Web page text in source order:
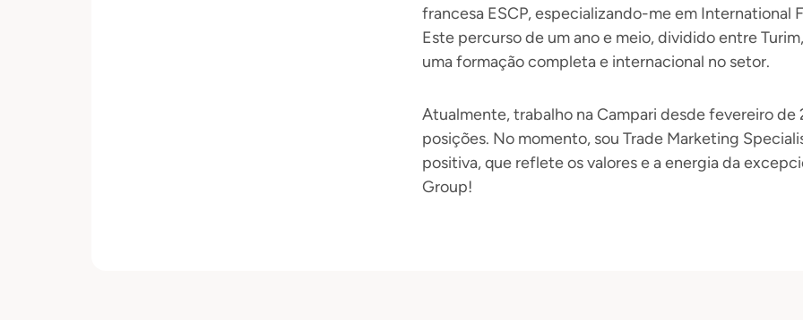
francesa ESCP, especializando-me em International
Este percurso de um ano e meio, dividido entre
uma formação completa e internacional no setor.
Atualmente, trabalho na Campari desde fevereiro de
posições. No momento, sou Trade Marketing
positiva, que reflete os valores e a energia da
Group!